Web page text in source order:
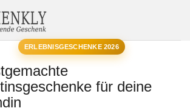
ERLEBNISGESCHENKE 2026
für deine